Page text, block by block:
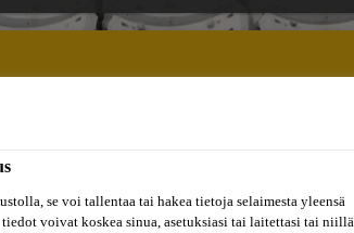
konseptit
meistä
se voi tallentaa tai hakea tietoja selaimesta yleensä
tiedot voivat koskea sinua, asetuksiasi tai laitettasi tai niillä